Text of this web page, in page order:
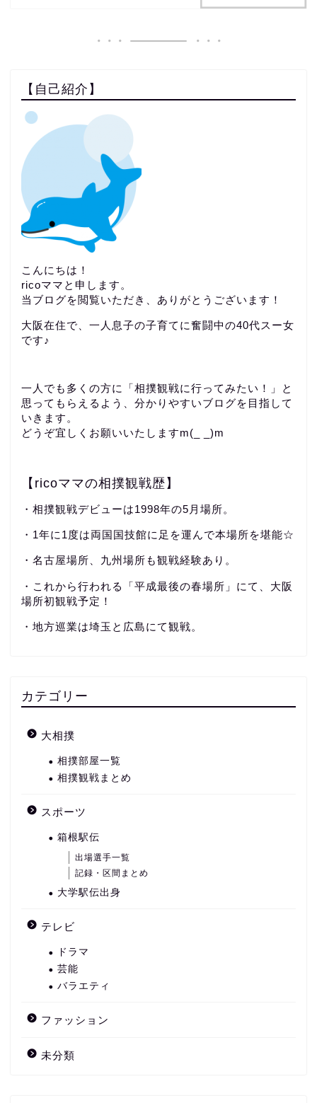
【自己紹介】
こんにちは！
ricoママと申します。
当ブログを閲覧いただき、ありがとうございます！
大阪在住で、一人息子の子育てに奮闘中の40代スー女
です♪
一人でも多くの方に「相撲観戦に行ってみたい！」と
思ってもらえるよう、分かりやすいブログを目指して
いきます。
どうぞ宜しくお願いいたしますm(_ _)m
【ricoママの相撲観戦歴】
・相撲観戦デビューは1998年の5月場所。
・1年に1度は両国国技館に足を運んで本場所を堪能☆
・名古屋場所、九州場所も観戦経験あり。
・これから行われる「平成最後の春場所」にて、大阪
場所初観戦予定！
・地方巡業は埼玉と広島にて観戦。
カテゴリー
大相撲
相撲部屋一覧
相撲観戦まとめ
スポーツ
箱根駅伝
出場選手一覧
記録・区間まとめ
大学駅伝出身
テレビ
ドラマ
芸能
バラエティ
ファッション
未分類